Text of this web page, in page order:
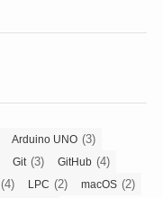
Arduino UNO (3)
Git (3) GitHub (4)
(4) LPC (2) macOS (2)